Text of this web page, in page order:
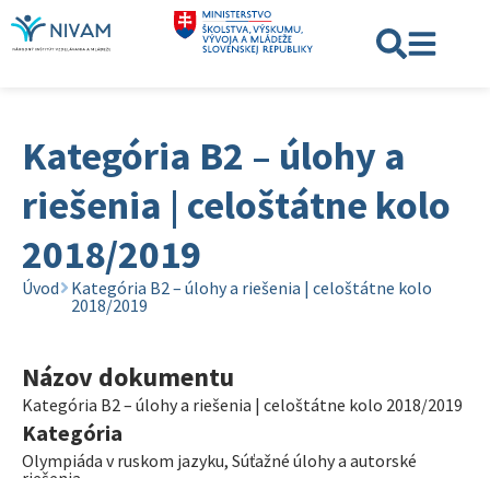
Kategória B2 – úlohy a
riešenia | celoštátne kolo
2018/2019
Úvod
Kategória B2 – úlohy a riešenia | celoštátne kolo
2018/2019
Názov dokumentu
Kategória B2 – úlohy a riešenia | celoštátne kolo 2018/2019
Kategória
Olympiáda v ruskom jazyku, Súťažné úlohy a autorské